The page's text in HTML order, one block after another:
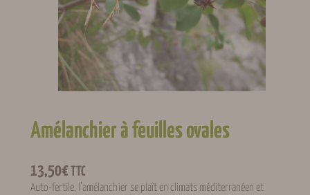
Amélanchier à feuilles ovales
13,50€ TTC
Auto-fertile, l’amélanchier se plaît en climats méditerranéen et